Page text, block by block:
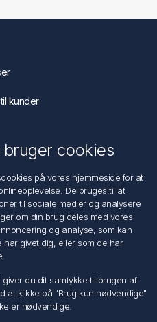
kunder
cookies
på vores hjemmeside for at
De bruges til at
til sociale medier og analysere
om din brug deles med vores
og analyse, som kan
givet dig, eller som de har
du dit samtykke til brugen af
at klikke på "Brug kun nødvendige"
er nødvendige.